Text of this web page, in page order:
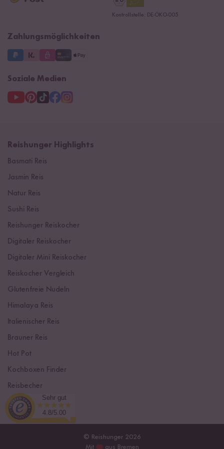
Kontrollstelle: DE-ÖKO-005
Zahlungsmöglichkeiten
Soziale Medien
Reishunger Highlights
Basmati Reis
Jasmin Reis
Natur Reis
Sushi Reis
Reishunger Reiskocher
Digitaler Reiskocher
Digitaler Mini Reiskocher
Reiskocher Vergleich
Glutenfreie Nudeln
Himalaya Reis
Italienischer Reis
Brauner Reis
Hot Pot
Kochboxen Finder
Reisbecher
Sushi Einsteiger Box
© Reishunger 2026
Mit
aus Bremen
Sehr gut
4.8/5.00